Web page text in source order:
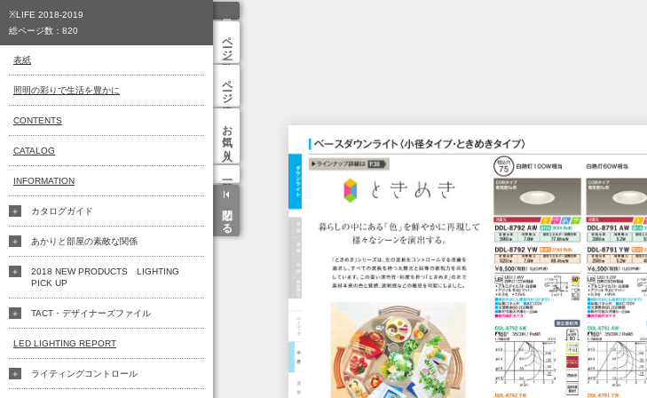
ページ一覧
ページ検索
お気に入り
閉じる
※LIFE 2018-2019
総ページ数： 820
表紙
照明の彩りで生活を豊かに
CONTENTS
CATALOG
INFORMATION
カタログガイド
あかりと部屋の素敵な関係
2018 NEW PRODUCTS LIGHTING
PICK UP
TACT・デザイナーズファイル
LED LIGHTING REPORT
ライティングコントロール